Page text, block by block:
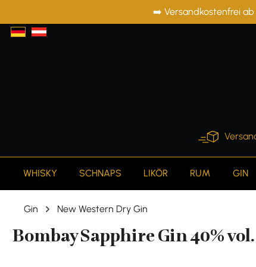
Zur Hauptnavigation springen➡️ Versandkostenfrei ab
WHISKY SCHNAPS LIKÖR RUM GIN
Gin New Western Dry Gin
Bombay Sapphire Gin 40% vol.